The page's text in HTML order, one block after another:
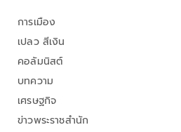
การเมือง
เปลว สีเงิน
คอลัมนิสต์
บทความ
เศรษฐกิจ
ข่าวพระราชสำนัก